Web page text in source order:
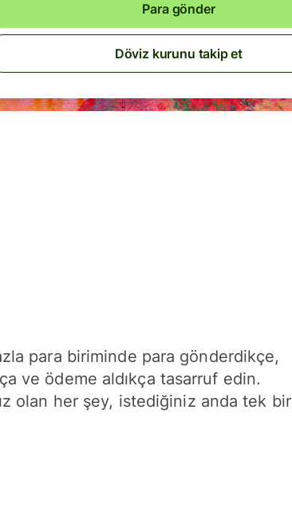
Para gönder
Döviz kurunu takip et
para biriminde para gönderdikçe,
ve ödeme aldıkça tasarruf edin.
olan her şey, istediğiniz anda tek bir